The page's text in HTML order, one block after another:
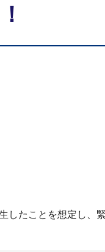
したことを想定し、